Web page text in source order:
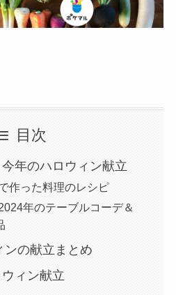
目次
年のハロウィン献立
作った料理のレシピ
年のテーブルコーデ＆
ンの献立まとめ
ィン献立